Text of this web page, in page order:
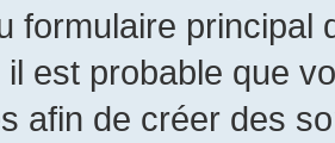
formulaire principal
est probable que
afin de créer des